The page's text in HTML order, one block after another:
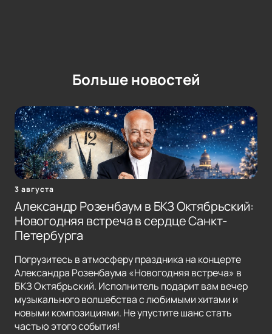
Больше новостей
3 августа
Александр Розенбаум в БКЗ Октябрьский:
Новогодняя встреча в сердце Санкт-
Петербурга
Погрузитесь в атмосферу праздника на концерте
Александра Розенбаума «Новогодняя встреча» в
БКЗ Октябрьский. Исполнитель подарит вам вечер
музыкального волшебства с любимыми хитами и
новыми композициями. Не упустите шанс стать
частью этого события!